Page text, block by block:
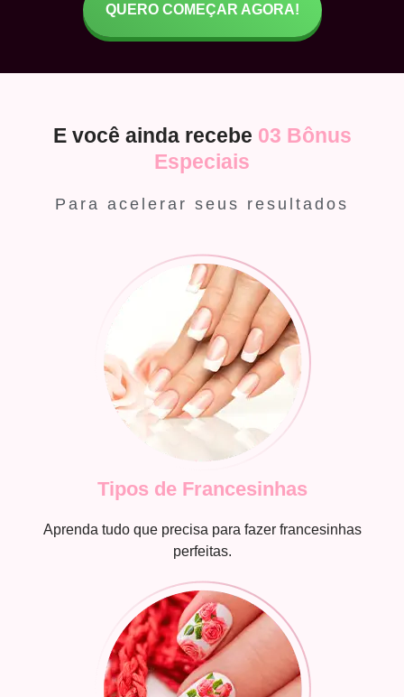
QUERO COMEÇAR AGORA!
E você ainda recebe 03 Bônus
Especiais
Para acelerar seus resultados
Tipos de Francesinhas
Aprenda tudo que precisa para fazer francesinhas
perfeitas.